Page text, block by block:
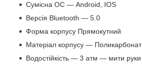
Сумісна ОС — Android, IOS
Версія Bluetooth — 5.0
Форма корпусу Прямокутний
Матеріал корпусу — Поликарбонат
Водостійкість — 3 атм — мити руки